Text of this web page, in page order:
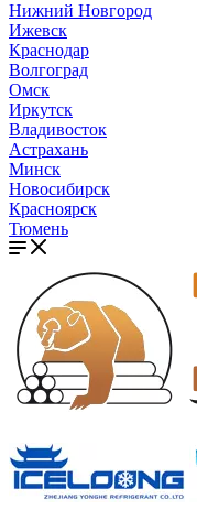
Нижний Новгород
Ижевск
Краснодар
Волгоград
Омск
Иркутск
Владивосток
Астрахань
Минск
Новосибирск
Красноярск
Тюмень